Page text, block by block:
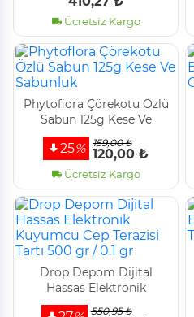
Ücretsiz Kargo
Phytoflora Çörekotu Özlü
Sabun 125g Kese Ve
Sabunluk
25% 159,00 ₺
120,00 ₺
Ücretsiz Kargo
Drop Depom Dijital
Hassas Elektronik
Kuyumcu Cep Terazisi
550,95 ₺